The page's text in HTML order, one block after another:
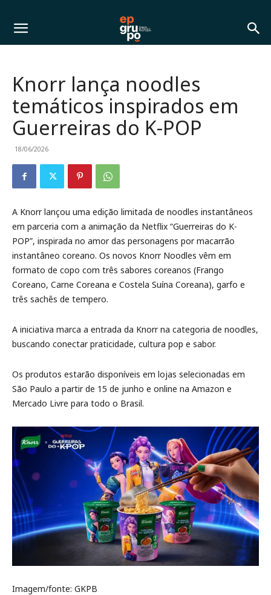
Knorr lança noodles
temáticos inspirados em
Guerreiras do K-POP
18/06/2026
A Knorr lançou uma edição limitada de noodles instantâneos
em parceria com a animação da Netflix “Guerreiras do K-
POP”, inspirada no amor das personagens por macarrão
instantâneo coreano. Os novos Knorr Noodles vêm em
formato de copo com três sabores coreanos (Frango
Coreano, Carne Coreana e Costela Suína Coreana), garfo e
três sachês de tempero.
A iniciativa marca a entrada da Knorr na categoria de noodles,
buscando conectar praticidade, cultura pop e sabor.
Os produtos estarão disponíveis em lojas selecionadas em
São Paulo a partir de 15 de junho e online na Amazon e
Mercado Livre para todo o Brasil.
Imagem/fonte: GKPB